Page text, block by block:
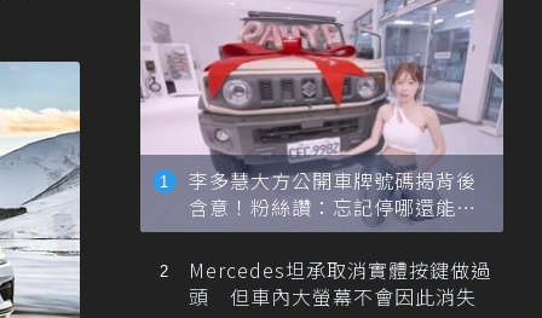
李多慧大方公開車牌號碼揭背後
含意！粉絲讚：忘記停哪還能幫
忙找車
Mercedes坦承取消實體按鍵做過
頭 但車內大螢幕不會因此消失